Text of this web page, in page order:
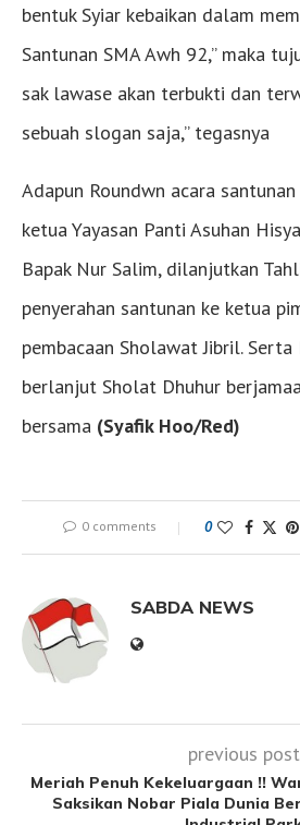
bentuk Syiar kebaikan dalam
Santunan SMA Awh 92,” maka
sak lawase akan terbukti dan
sebuah slogan saja,” tegasnya
Adapun Roundwn acara
ketua Yayasan Panti Asuhan
Bapak Nur Salim, dilanjutkan
penyerahan santunan ke ketua
pembacaan Sholawat Jibril. Serta
berlanjut Sholat Dhuhur
bersama (Syafik Hoo/Red)
0 comments 0
SABDA NEWS
previous post
Meriah Penuh Kekeluargaan !!
Saksikan Nobar Piala Dunia